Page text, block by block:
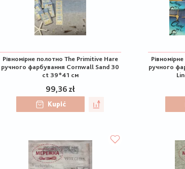
Рівномірне полотно The Primitive Hare
ручного фарбування Cornwall Sand 30
ct 39*41 см
99,36 zł
Kupić
ручного